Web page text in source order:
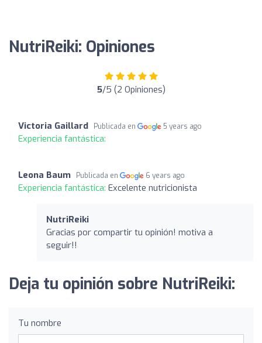
NutriReiki: Opiniones
5/5 (2 Opiniones)
Victoria Gaillard Publicada en 5 years ago
Experiencia fantástica:
Leona Baum Publicada en 6 years ago
Experiencia fantástica: Excelente nutricionista
NutriReiki
Gracias por compartir tu opinión! motiva a
seguir!!
Deja tu opinión sobre NutriReiki:
Tu nombre